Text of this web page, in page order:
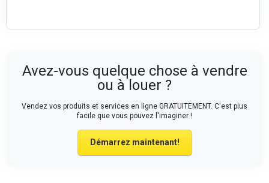
Avez-vous quelque chose à vendre
ou à louer ?
Vendez vos produits et services en ligne GRATUITEMENT. C'est plus
facile que vous pouvez l'imaginer !
Démarrez maintenant!